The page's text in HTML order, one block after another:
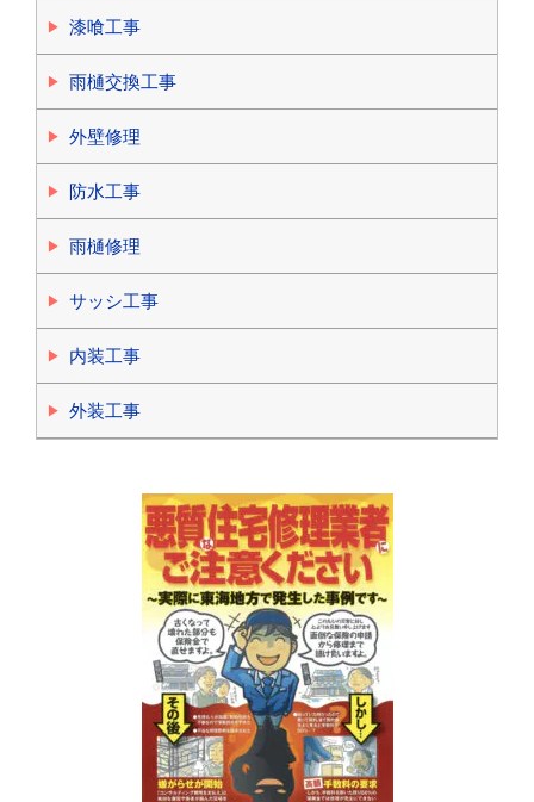
漆喰工事
雨樋交換工事
外壁修理
防水工事
雨樋修理
サッシ工事
内装工事
外装工事